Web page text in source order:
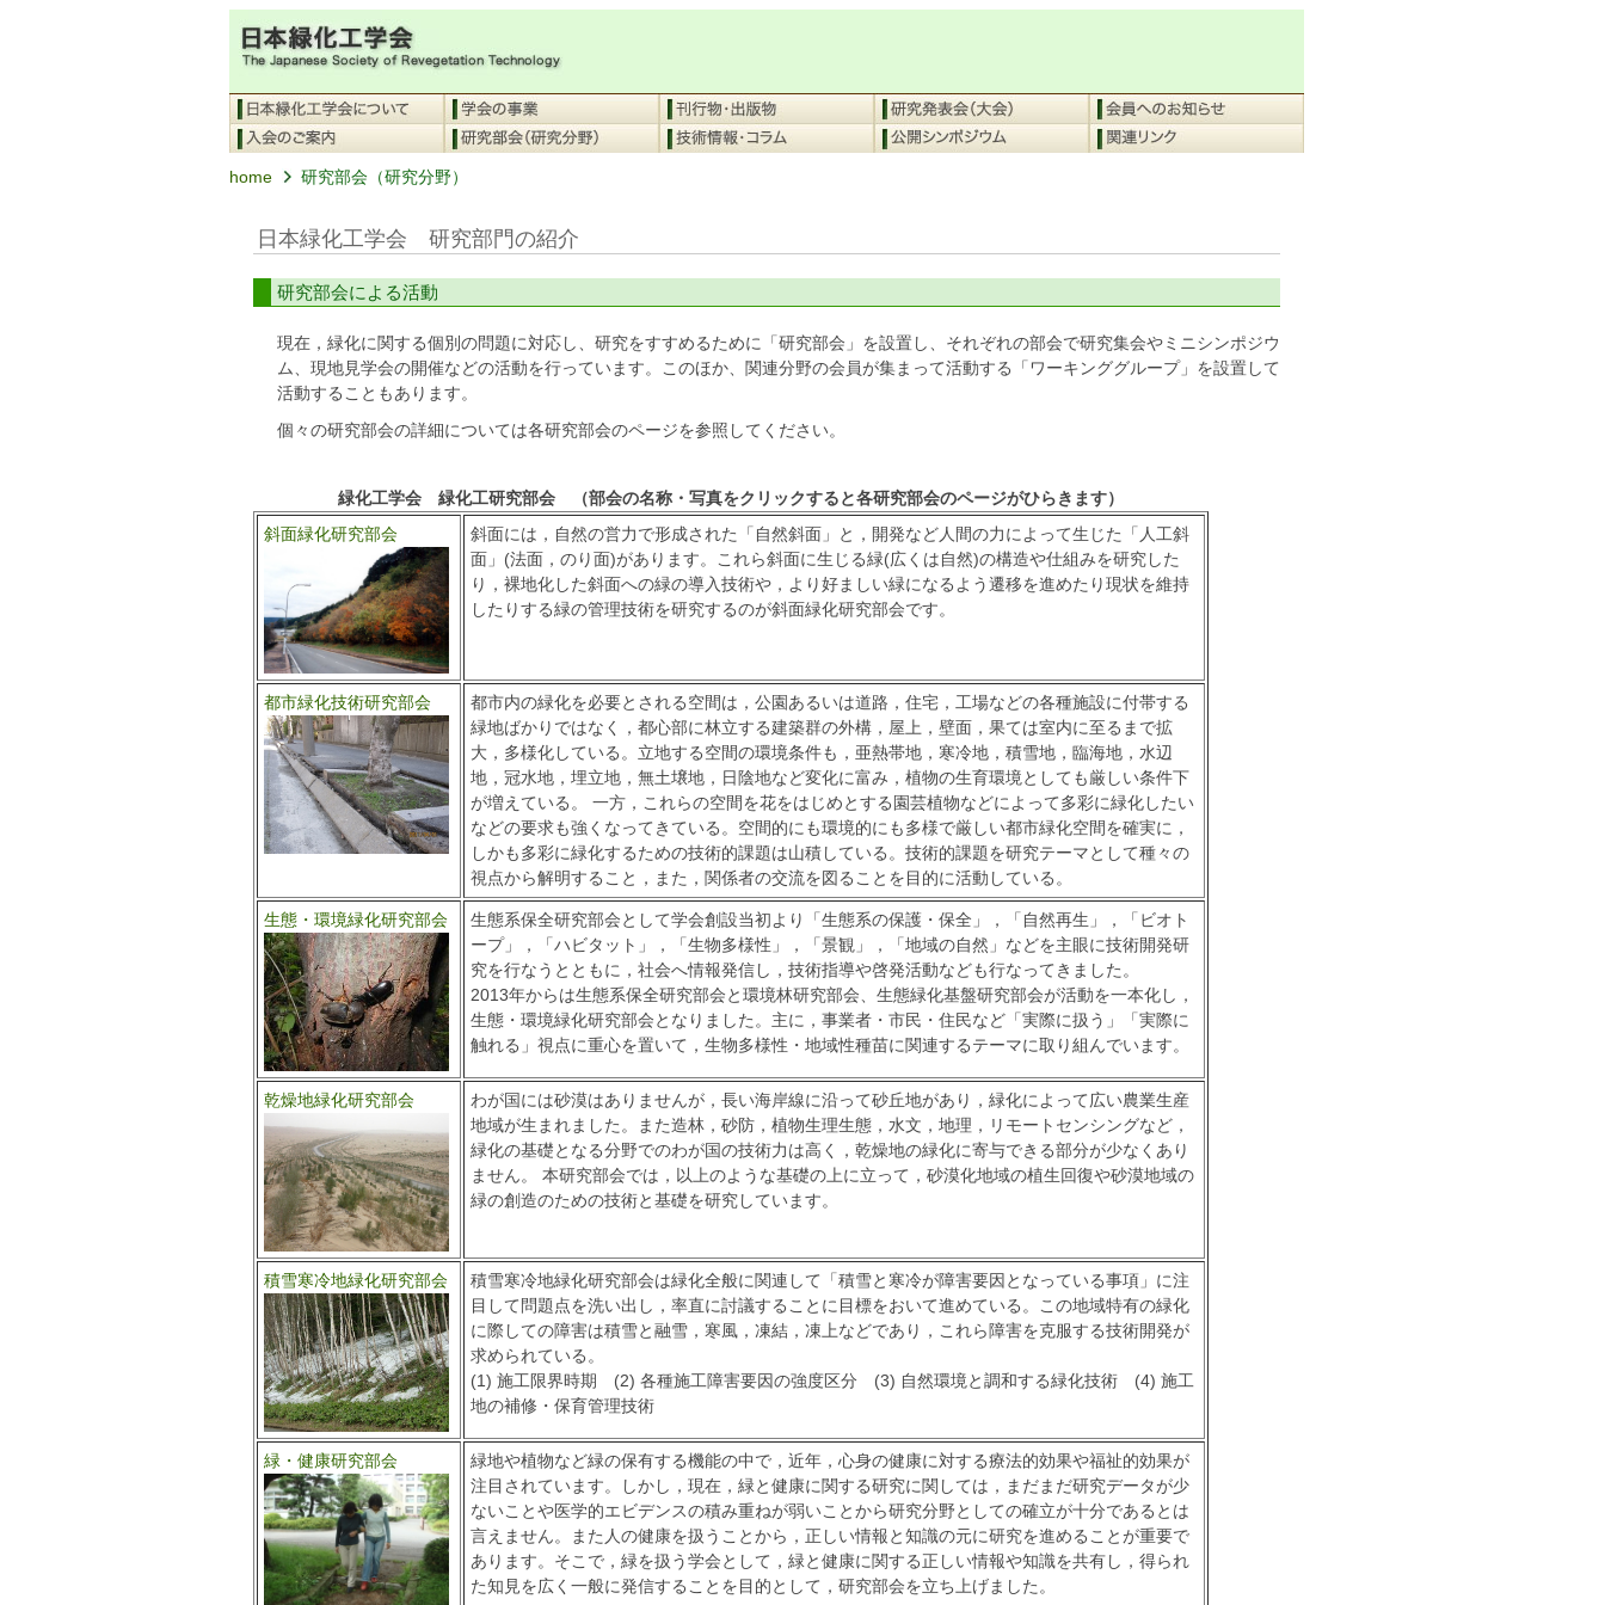
home 研究部会（研究分野）
日本緑化工学会 研究部門の紹介
研究部会による活動
現在，緑化に関する個別の問題に対応し、研究をすすめるために「研究部会」を設置し、それぞれの部会で研究集会やミニシンポジウ
ム、現地見学会の開催などの活動を行っています。このほか、関連分野の会員が集まって活動する「ワーキンググループ」を設置して
活動することもあります。
個々の研究部会の詳細については各研究部会のページを参照してください。
緑化工学会 緑化工研究部会 （部会の名称・写真をクリックすると各研究部会のページがひらきます）
斜面緑化研究部会
斜面には，自然の営力で形成された「自然斜面」と，開発など人間の力によって生じた「人工斜
面」(法面，のり面)があります。これら斜面に生じる緑(広くは自然)の構造や仕組みを研究した
り，裸地化した斜面への緑の導入技術や，より好ましい緑になるよう遷移を進めたり現状を維持
したりする緑の管理技術を研究するのが斜面緑化研究部会です。
都市緑化技術研究部会
都市内の緑化を必要とされる空間は，公園あるいは道路，住宅，工場などの各種施設に付帯する
緑地ばかりではなく，都心部に林立する建築群の外構，屋上，壁面，果ては室内に至るまで拡
大，多様化している。立地する空間の環境条件も，亜熱帯地，寒冷地，積雪地，臨海地，水辺
地，冠水地，埋立地，無土壌地，日陰地など変化に富み，植物の生育環境としても厳しい条件下
が増えている。 一方，これらの空間を花をはじめとする園芸植物などによって多彩に緑化したい
などの要求も強くなってきている。空間的にも環境的にも多様で厳しい都市緑化空間を確実に，
しかも多彩に緑化するための技術的課題は山積している。技術的課題を研究テーマとして種々の
視点から解明すること，また，関係者の交流を図ることを目的に活動している。
生態・環境緑化研究部会
生態系保全研究部会として学会創設当初より「生態系の保護・保全」，「自然再生」，「ビオト
ープ」，「ハビタット」，「生物多様性」，「景観」，「地域の自然」などを主眼に技術開発研
究を行なうとともに，社会へ情報発信し，技術指導や啓発活動なども行なってきました。
2013年からは生態系保全研究部会と環境林研究部会、生態緑化基盤研究部会が活動を一本化し，
生態・環境緑化研究部会となりました。主に，事業者・市民・住民など「実際に扱う」「実際に
触れる」視点に重心を置いて，生物多様性・地域性種苗に関連するテーマに取り組んでいます。
乾燥地緑化研究部会
わが国には砂漠はありませんが，長い海岸線に沿って砂丘地があり，緑化によって広い農業生産
地域が生まれました。また造林，砂防，植物生理生態，水文，地理，リモートセンシングなど，
緑化の基礎となる分野でのわが国の技術力は高く，乾燥地の緑化に寄与できる部分が少なくあり
ません。 本研究部会では，以上のような基礎の上に立って，砂漠化地域の植生回復や砂漠地域の
緑の創造のための技術と基礎を研究しています。
積雪寒冷地緑化研究部会
積雪寒冷地緑化研究部会は緑化全般に関連して「積雪と寒冷が障害要因となっている事項」に注
目して問題点を洗い出し，率直に討議することに目標をおいて進めている。この地域特有の緑化
に際しての障害は積雪と融雪，寒風，凍結，凍上などであり，これら障害を克服する技術開発が
求められている。
(1) 施工限界時期 (2) 各種施工障害要因の強度区分 (3) 自然環境と調和する緑化技術 (4) 施工
地の補修・保育管理技術
緑・健康研究部会
緑地や植物など緑の保有する機能の中で，近年，心身の健康に対する療法的効果や福祉的効果が
注目されています。しかし，現在，緑と健康に関する研究に関しては，まだまだ研究データが少
ないことや医学的エビデンスの積み重ねが弱いことから研究分野としての確立が十分であるとは
言えません。また人の健康を扱うことから，正しい情報と知識の元に研究を進めることが重要で
あります。そこで，緑を扱う学会として，緑と健康に関する正しい情報や知識を共有し，得られ
た知見を広く一般に発信することを目的として，研究部会を立ち上げました。